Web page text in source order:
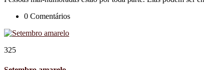
0 Comentários
325